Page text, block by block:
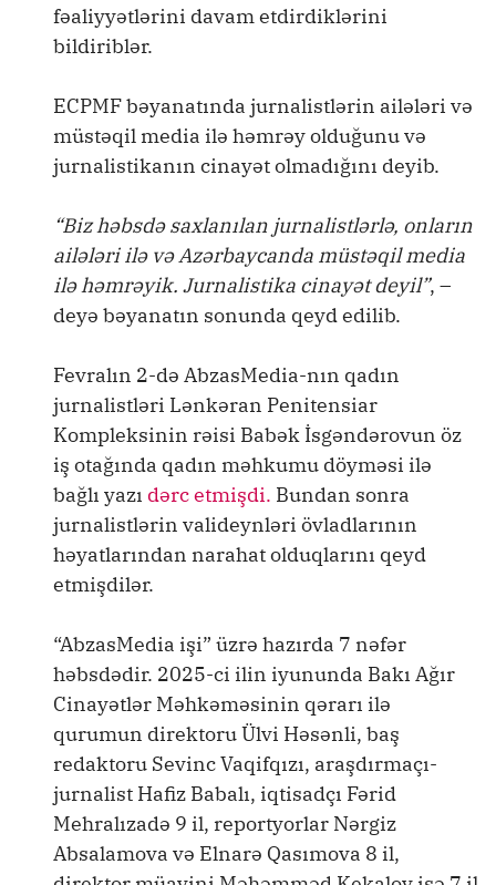
fəaliyyətlərini davam etdirdiklərini
bildiriblər.
ECPMF bəyanatında jurnalistlərin ailələri və
müstəqil media ilə həmrəy olduğunu və
jurnalistikanın cinayət olmadığını deyib.
“Biz həbsdə saxlanılan jurnalistlərlə, onların
ailələri ilə və Azərbaycanda müstəqil media
ilə həmrəyik. Jurnalistika cinayət deyil”, –
deyə bəyanatın sonunda qeyd edilib.
Fevralın 2-də AbzasMedia-nın qadın
jurnalistləri Lənkəran Penitensiar
Kompleksinin rəisi Babək İsgəndərovun öz
iş otağında qadın məhkumu döyməsi ilə
bağlı yazı dərc etmişdi. Bundan sonra
jurnalistlərin valideynləri övladlarının
həyatlarından narahat olduqlarını qeyd
etmişdilər.
“AbzasMedia işi” üzrə hazırda 7 nəfər
həbsdədir. 2025-ci ilin iyununda Bakı Ağır
Cinayətlər Məhkəməsinin qərarı ilə
qurumun direktoru Ülvi Həsənli, baş
redaktoru Sevinc Vaqifqızı, araşdırmaçı-
jurnalist Hafiz Babalı, iqtisadçı Fərid
Mehralızadə 9 il, reportyorlar Nərgiz
Absalamova və Elnarə Qasımova 8 il,